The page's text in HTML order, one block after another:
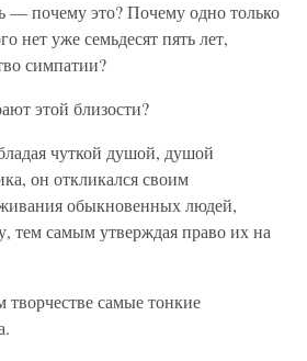
— почему это? Почему одно только
нет уже семьдесят пять лет,
симпатии?
этой близости?
чуткой душой, душой
он откликался своим
обыкновенных людей,
тем самым утверждая право их на
творчестве самые тонкие